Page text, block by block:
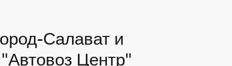
Салават и
Центр"